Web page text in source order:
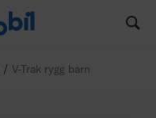
V-Trak rygg barn